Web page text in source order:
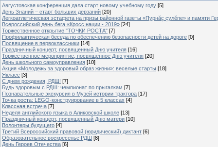
Августовская конференция дала старт новому учебному году [5]
День Знаний – старт больших дерзаний [20]
Легкоатлетическая эстафета на призы районной газеты «Пурнăç çулĕпе» и памяти
Всероссийский день бега «Кросс нации - 2019» [24]
Торжественное открытие "ТОЧКИ РОСТА" [7]
Профилактическая беседа по обеспечению безопасности детей на дороге [0]
Посвящение в первоклассники [14]
Праздничный концерт, посвященный Дню учителя [16]
Торжественное мероприятие, посвященное Дню учителя [20]
День школьного самоуправления [10]
Акция «Молодежь за здоровый образ жизни»: веселые старты [18]
Якласс [3]
С днем рождения, РДШ! [7]
Будь здоровым с РДШ: чемпионат по прыгалкам [7]
Познавательные экскурсия в Музей истории трактора [17]
Точка роста: LEGO-конструирование в 5 классах [4]
Классная встреча [7]
Неделя английского языка в Аликовской школе [13]
Праздничный концерт, посвященный Дню матери [10]
Волонтеры будущего [4]
Третий Всероссийский правовой (юридический) диктант [6]
Образовательное воскресенье РДШ [8]
День Героев Отечества [6]